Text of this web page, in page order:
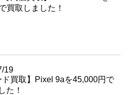
買取しました！
19
ド買取】Pixel 9aを45,000円で
た！